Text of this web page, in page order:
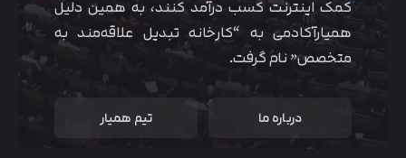
کمک اینترنت کسب درآمد کنند، به همین دلیل
همیارآکادمی به “کارخانه تبدیل علاقه‌مند به
متخصص” نام گرفت.
درباره ما تیم همیار